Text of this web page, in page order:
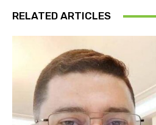
RELATED ARTICLES